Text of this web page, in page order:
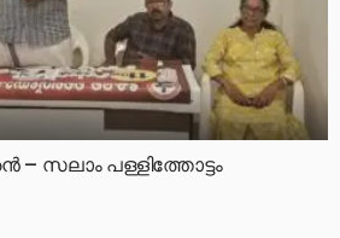
സലാം പള്ളിത്തോട്ടം